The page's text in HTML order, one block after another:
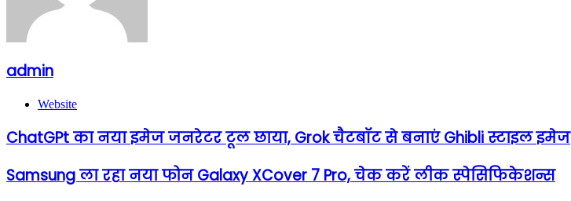
admin
Website
ChatGPt का नया इमेज जनरेटर टूल छाया, Grok चैटबॉट से बनाएं Ghibli स्टाइल इमेज
Samsung ला रहा नया फोन Galaxy XCover 7 Pro, चेक करें लीक स्पेसिफिकेशन्स